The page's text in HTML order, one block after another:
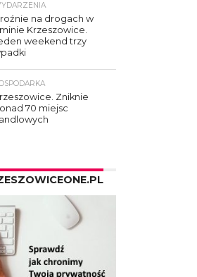
na drogach w
Krzeszowice.
weekend trzy
Zniknie
70 miejsc